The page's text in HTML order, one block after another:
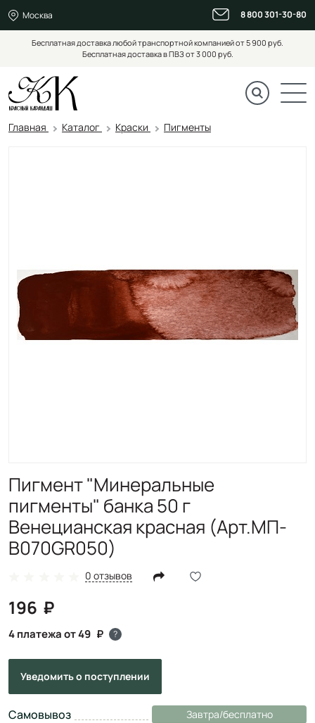
Москва 8 800 301-30-80
Бесплатная доставка любой транспортной компанией от 5 900 руб.
Бесплатная доставка в ПВЗ от 3 000 руб.
Главная Каталог Краски Пигменты
Пигмент "Минеральные
пигменты" банка 50 г
Венецианская красная (Арт.МП-
B070GR050)
0 отзывов
196
4 платежа от 49 ?
Уведомитьо поступлении
Самовывоз Завтра/бесплатно